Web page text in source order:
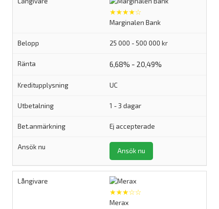
★★★★☆
Marginalen Bank
25 000 - 500 000 kr
6,68% - 20,49%
UC
1 - 3 dagar
Ej accepterade
Ansök nu
★★★☆☆
Merax